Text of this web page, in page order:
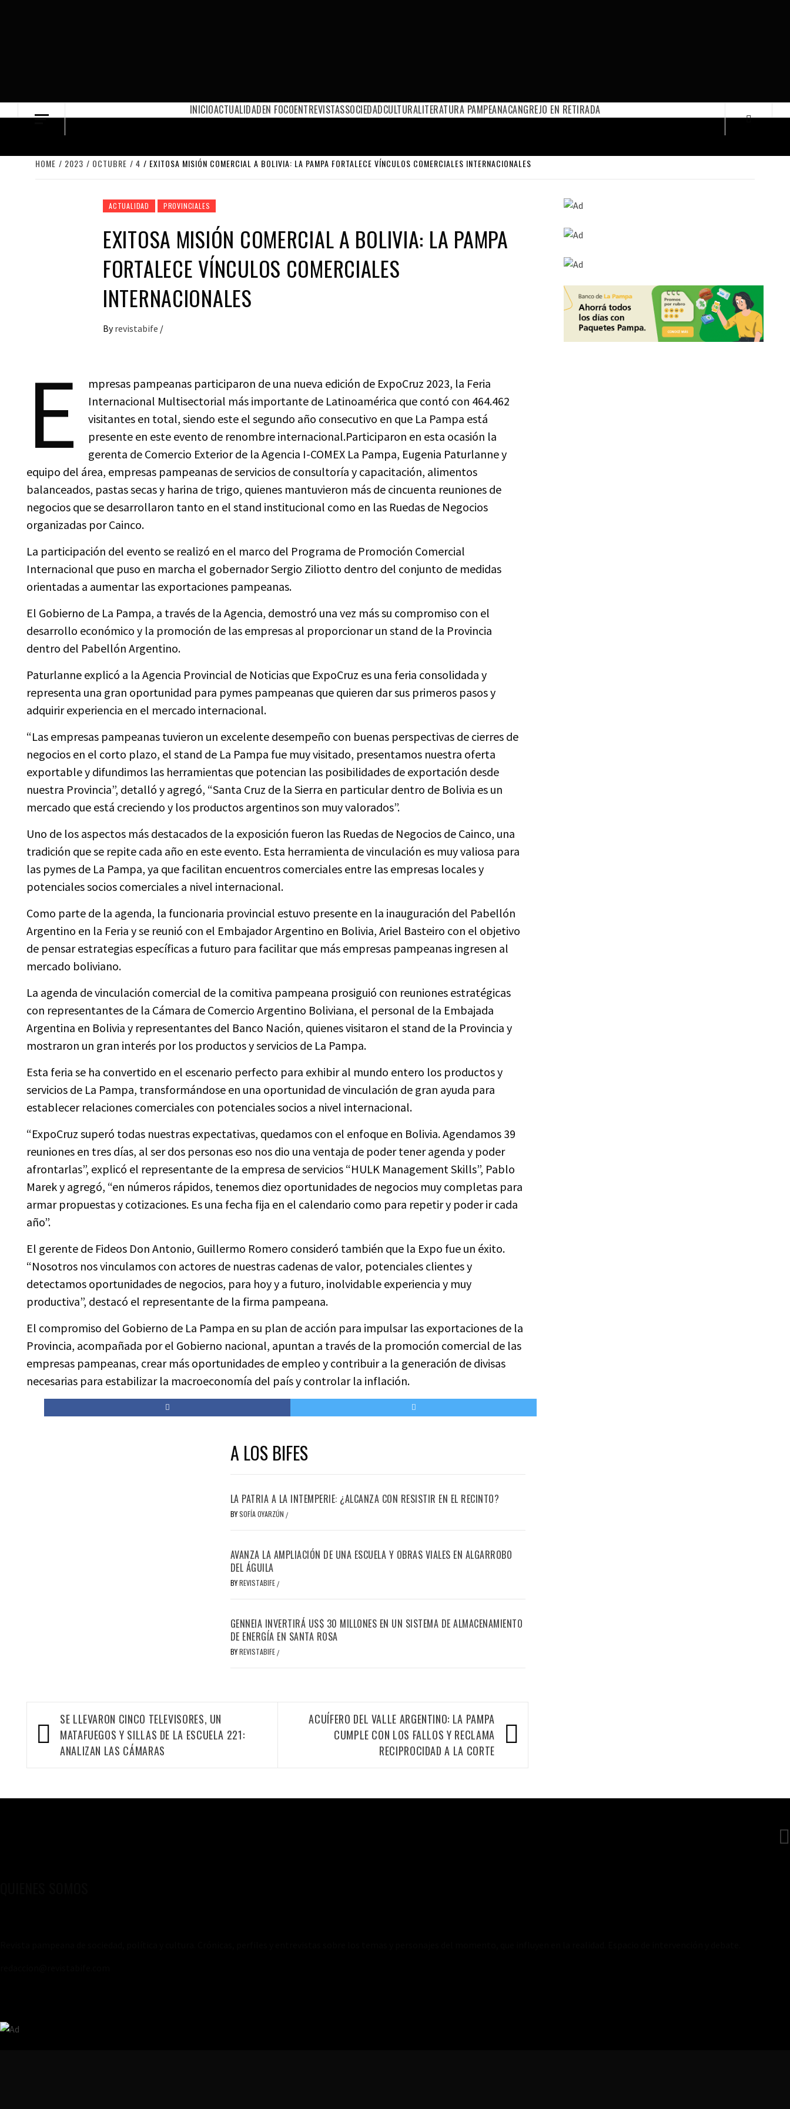
INICIOACTUALIDADEN FOCOENTREVISTASSOCIEDADCULTURALITERATURA PAMPEANACANGREJO EN RETIRADA
HOME 2023 OCTUBRE 4 EXITOSA MISIÓN COMERCIAL A BOLIVIA: LA PAMPA FORTALECE VÍNCULOS COMERCIALES INTERNACIONALES
ACTUALIDAD PROVINCIALES
EXITOSA MISIÓN COMERCIAL A BOLIVIA: LA PAMPA
FORTALECE VÍNCULOS COMERCIALES
INTERNACIONALES
By revistabife /
E
mpresas pampeanas participaron de una nueva edición de ExpoCruz 2023, la Feria
Internacional Multisectorial más importante de Latinoamérica que contó con 464.462
visitantes en total, siendo este el segundo año consecutivo en que La Pampa está
presente en este evento de renombre internacional.Participaron en esta ocasión la
gerenta de Comercio Exterior de la Agencia I-COMEX La Pampa, Eugenia Paturlanne y
equipo del área, empresas pampeanas de servicios de consultoría y capacitación, alimentos
balanceados, pastas secas y harina de trigo, quienes mantuvieron más de cincuenta reuniones de
negocios que se desarrollaron tanto en el stand institucional como en las Ruedas de Negocios
organizadas por Cainco.
La participación del evento se realizó en el marco del Programa de Promoción Comercial
Internacional que puso en marcha el gobernador Sergio Ziliotto dentro del conjunto de medidas
orientadas a aumentar las exportaciones pampeanas.
El Gobierno de La Pampa, a través de la Agencia, demostró una vez más su compromiso con el
desarrollo económico y la promoción de las empresas al proporcionar un stand de la Provincia
dentro del Pabellón Argentino.
Paturlanne explicó a la Agencia Provincial de Noticias que ExpoCruz es una feria consolidada y
representa una gran oportunidad para pymes pampeanas que quieren dar sus primeros pasos y
adquirir experiencia en el mercado internacional.
“Las empresas pampeanas tuvieron un excelente desempeño con buenas perspectivas de cierres de
negocios en el corto plazo, el stand de La Pampa fue muy visitado, presentamos nuestra oferta
exportable y difundimos las herramientas que potencian las posibilidades de exportación desde
nuestra Provincia”, detalló y agregó, “Santa Cruz de la Sierra en particular dentro de Bolivia es un
mercado que está creciendo y los productos argentinos son muy valorados”.
Uno de los aspectos más destacados de la exposición fueron las Ruedas de Negocios de Cainco, una
tradición que se repite cada año en este evento. Esta herramienta de vinculación es muy valiosa para
las pymes de La Pampa, ya que facilitan encuentros comerciales entre las empresas locales y
potenciales socios comerciales a nivel internacional.
Como parte de la agenda, la funcionaria provincial estuvo presente en la inauguración del Pabellón
Argentino en la Feria y se reunió con el Embajador Argentino en Bolivia, Ariel Basteiro con el objetivo
de pensar estrategias específicas a futuro para facilitar que más empresas pampeanas ingresen al
mercado boliviano.
La agenda de vinculación comercial de la comitiva pampeana prosiguió con reuniones estratégicas
con representantes de la Cámara de Comercio Argentino Boliviana, el personal de la Embajada
Argentina en Bolivia y representantes del Banco Nación, quienes visitaron el stand de la Provincia y
mostraron un gran interés por los productos y servicios de La Pampa.
Esta feria se ha convertido en el escenario perfecto para exhibir al mundo entero los productos y
servicios de La Pampa, transformándose en una oportunidad de vinculación de gran ayuda para
establecer relaciones comerciales con potenciales socios a nivel internacional.
“ExpoCruz superó todas nuestras expectativas, quedamos con el enfoque en Bolivia. Agendamos 39
reuniones en tres días, al ser dos personas eso nos dio una ventaja de poder tener agenda y poder
afrontarlas”, explicó el representante de la empresa de servicios “HULK Management Skills”, Pablo
Marek y agregó, “en números rápidos, tenemos diez oportunidades de negocios muy completas para
armar propuestas y cotizaciones. Es una fecha fija en el calendario como para repetir y poder ir cada
año”.
El gerente de Fideos Don Antonio, Guillermo Romero consideró también que la Expo fue un éxito.
“Nosotros nos vinculamos con actores de nuestras cadenas de valor, potenciales clientes y
detectamos oportunidades de negocios, para hoy y a futuro, inolvidable experiencia y muy
productiva”, destacó el representante de la firma pampeana.
El compromiso del Gobierno de La Pampa en su plan de acción para impulsar las exportaciones de la
Provincia, acompañada por el Gobierno nacional, apuntan a través de la promoción comercial de las
empresas pampeanas, crear más oportunidades de empleo y contribuir a la generación de divisas
necesarias para estabilizar la macroeconomía del país y controlar la inflación.
A LOS BIFES
LA PATRIA A LA INTEMPERIE: ¿ALCANZA CON RESISTIR EN EL RECINTO?
BY SOFÍA OYARZÚN /
AVANZA LA AMPLIACIÓN DE UNA ESCUELA Y OBRAS VIALES EN ALGARROBO
DEL ÁGUILA
BY REVISTABIFE /
GENNEIA INVERTIRÁ US$ 30 MILLONES EN UN SISTEMA DE ALMACENAMIENTO
DE ENERGÍA EN SANTA ROSA
BY REVISTABIFE /
Navegación
de
entradas
SE LLEVARON CINCO TELEVISORES, UN
MATAFUEGOS Y SILLAS DE LA ESCUELA 221:
ANALIZAN LAS CÁMARAS
ACUÍFERO DEL VALLE ARGENTINO: LA PAMPA
CUMPLE CON LOS FALLOS Y RECLAMA
RECIPROCIDAD A LA CORTE